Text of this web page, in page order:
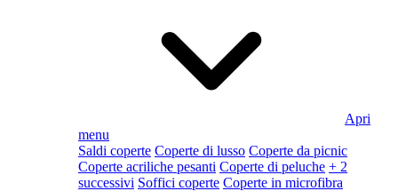
Apri
menu
Saldi coperte Coperte di lusso Coperte da picnic
Coperte acriliche pesanti Coperte di peluche + 2
successivi Soffici coperte Coperte in microfibra